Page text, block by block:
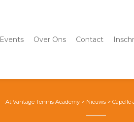
Events Over Ons Contact
At Vantage Tennis Academy > Nieuws > Capelle